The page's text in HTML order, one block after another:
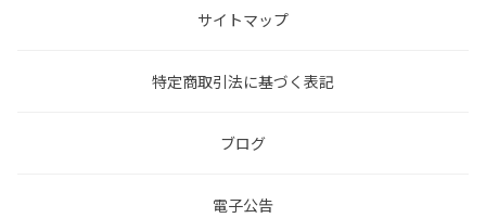
サイトマップ
特定商取引法に基づく表記
ブログ
電子公告